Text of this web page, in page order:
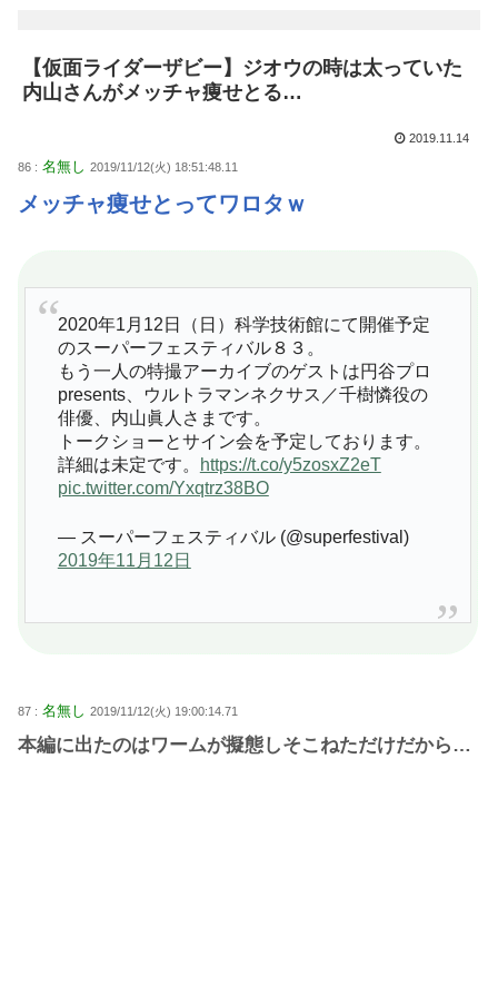
【仮面ライダーザビー】ジオウの時は太っていた
内山さんがメッチャ痩せとる…
2019.11.14
86 : 名無し 2019/11/12(火) 18:51:48.11
メッチャ痩せとってワロタｗ
2020年1月12日（日）科学技術館にて開催予定
のスーパーフェスティバル８３。
もう一人の特撮アーカイブのゲストは円谷プロ
presents、ウルトラマンネクサス／千樹憐役の
俳優、内山眞人さまです。
トークショーとサイン会を予定しております。
詳細は未定です。
https://t.co/y5zosxZ2eT
pic.twitter.com/Yxqtrz38BO
— スーパーフェスティバル (@superfestival)
2019年11月12日
87 : 名無し 2019/11/12(火) 19:00:14.71
本編に出たのはワームが擬態しそこねただけだから…